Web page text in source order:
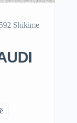
Shikime